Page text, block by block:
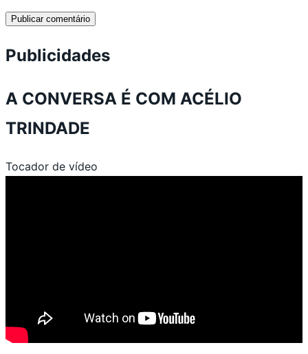
Publicidades
A CONVERSA É COM ACÉLIO
TRINDADE
Tocador de vídeo